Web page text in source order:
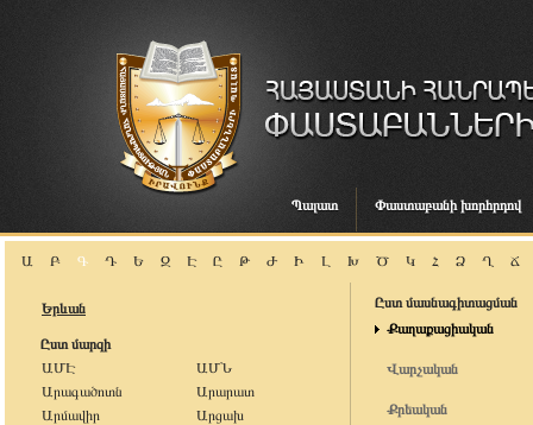
Պալատ Փաստաբանի խորհրդով
Ա Բ Գ Դ Ե Զ Է Ը Թ Ժ Ի Լ Խ Ծ Կ Հ Ձ Ղ Ճ
Երևան
Ըստ մարզի
ԱՄԷ
ԱՄՆ
Արագածոտն
Արարատ
Արմավիր
Արցախ
Ըստ մասնագիտացման
Քաղաքացիական
Վարչական
Քրեական